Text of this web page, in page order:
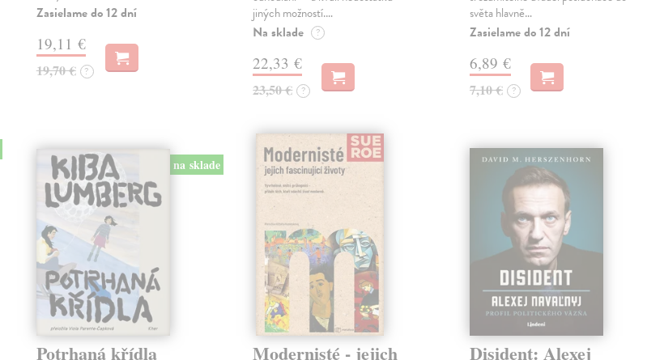
Zasielame do 12 dní
19,11 €
19,70 € ?
jiných možností.…
Na sklade ?
22,33 €
23,50 € ?
světa hlavně…
Zasielame do 12 dní
6,89 €
7,10 € ?
na sklade
Potrhaná křídla Modernisté - jejich Disident: Alexej